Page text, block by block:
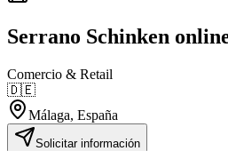
Serrano Schinken
Comercio & Retail
🇩🇪
Málaga, España
Solicitar información